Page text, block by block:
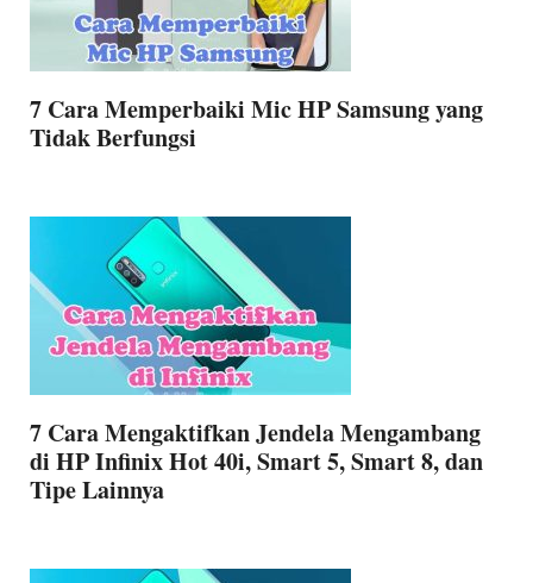
7 Cara Memperbaiki Mic HP Samsung yang
Tidak Berfungsi
7 Cara Mengaktifkan Jendela Mengambang
di HP Infinix Hot 40i, Smart 5, Smart 8, dan
Tipe Lainnya